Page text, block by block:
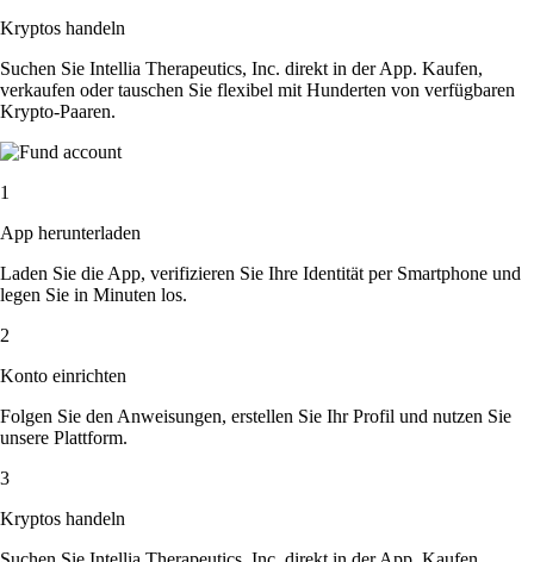
Kryptos handeln
Suchen Sie Intellia Therapeutics, Inc. direkt in der App. Kaufen,
verkaufen oder tauschen Sie flexibel mit Hunderten von verfügbaren
Krypto-Paaren.
1
App herunterladen
Laden Sie die App, verifizieren Sie Ihre Identität per Smartphone und
legen Sie in Minuten los.
2
Konto einrichten
Folgen Sie den Anweisungen, erstellen Sie Ihr Profil und nutzen Sie
unsere Plattform.
3
Kryptos handeln